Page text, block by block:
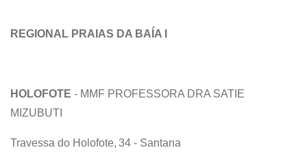
REGIONAL PRAIAS DA BAÍA I
HOLOFOTE - MMF PROFESSORA DRA SATIE
MIZUBUTI
Travessa do Holofote, 34 - Santana